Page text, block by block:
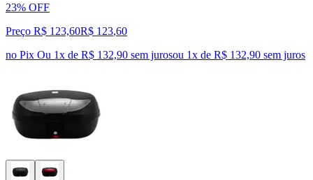
23% OFF
Preço R$ 123,60R$ 123,60
no Pix Ou 1x de R$ 132,90 sem jurosou 1x de R$ 132,90 sem juros